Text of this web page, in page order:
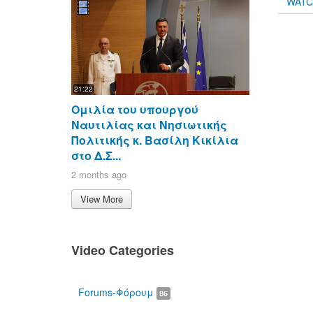
21:22
Ομιλία του υπουργού
Ναυτιλίας και Νησιωτικής
Πολιτικής κ. Βασίλη Κικίλια
στο Δ.Σ...
2 months ago
View More
Video Categories
Forums-Φόρουμ 86